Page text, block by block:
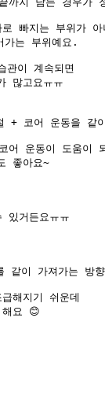
빠지는 부위가 아
는 부위예요.
이 계속되면
많고요ㅠㅠ
+ 코어 운동을 같
어 운동이 도움이
좋아요~
거든요ㅠㅠ
같이 가져가는 방향
해지기 쉬운데
요 😊